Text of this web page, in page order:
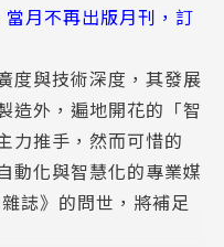
廠
中的作用
測器近程測距
器的電力設備運作
家庭和住宅的能源效率
助改善頸部損傷評估
月不再出版月刊，訂
度與技術深度，其發展
造外，遍地開花的「智
力推手，然而可惜的
動化與智慧化的專業媒
誌》的問世，將補足